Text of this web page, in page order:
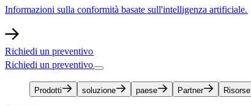
Informazioni sulla conformità basate sull'intelligenza artificiale.​​
Richiedi un preventivo​​
Richiedi un preventivo​​
Prodotti​​ soluzione​​ paese​​ Partner​​ Risorse​​